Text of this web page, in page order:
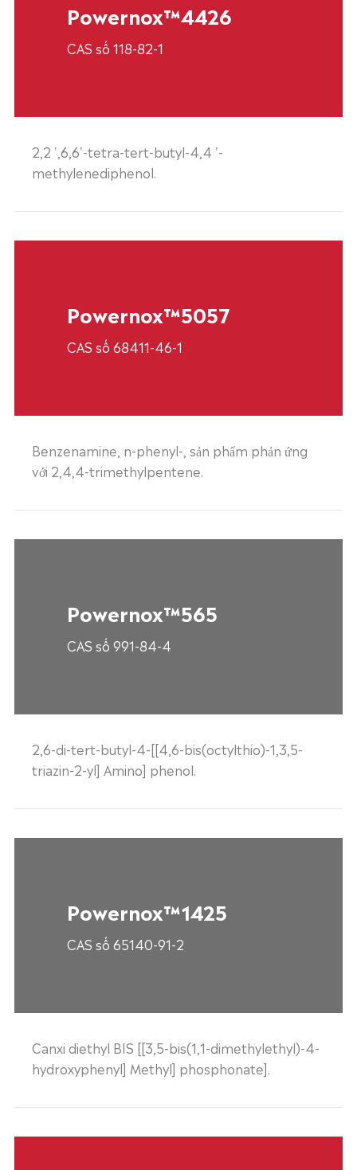
Powernox™4426
CAS số 118-82-1
2,2 ',6,6'-tetra-tert-butyl-4,4 '-
methylenediphenol.
Powernox™5057
CAS số 68411-46-1
Benzenamine, n-phenyl-, sản phẩm phản ứng
với 2,4,4-trimethylpentene.
Powernox™565
CAS số 991-84-4
2,6-di-tert-butyl-4-[[4,6-bis(octylthio)-1,3,5-
triazin-2-yl] Amino] phenol.
Powernox™1425
CAS số 65140-91-2
Canxi diethyl BIS [[3,5-bis(1,1-dimethylethyl)-4-
hydroxyphenyl] Methyl] phosphonate].